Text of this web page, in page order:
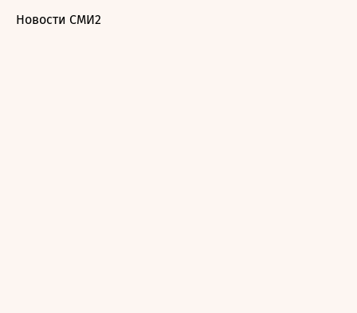
Новости СМИ2